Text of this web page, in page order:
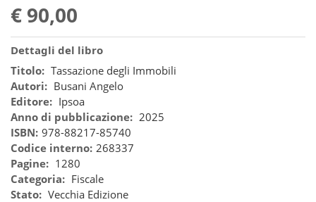
€ 90,00
Dettagli del libro
Titolo: Tassazione degli Immobili
Autori: Busani Angelo
Editore: Ipsoa
Anno di pubblicazione: 2025
ISBN: 978-88217-85740
Codice interno: 268337
Pagine: 1280
Categoria: Fiscale
Stato: Vecchia Edizione